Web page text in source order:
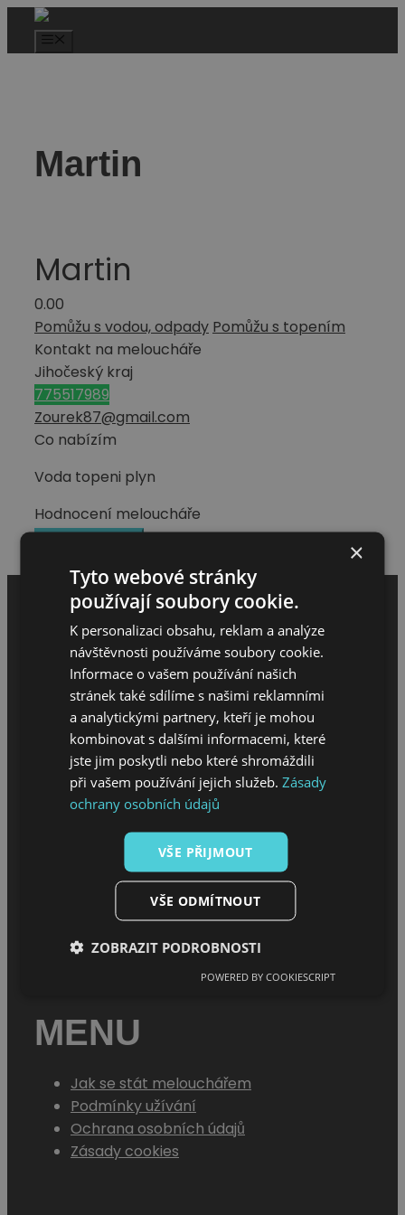
Martin
Martin
0.00
Pomůžu s vodou, odpady Pomůžu s topením
Kontakt na meloucháře
Jihočeský kraj
775517989
Zourek87@gmail.com
Co nabízím
Voda topeni plyn
Hodnocení meloucháře
MENU
O projektu
Sháním melouch
MENU
Jak se stát melouchářem
Podmínky užívání
Ochrana osobních údajů
Zásady cookies
×
Tyto webové stránky
používají soubory cookie.
K personalizaci obsahu, reklam a analýze
návštěvnosti používáme soubory cookie.
Informace o vašem používání našich
stránek také sdílíme s našimi reklamními
a analytickými partnery, kteří je mohou
kombinovat s dalšími informacemi, které
jste jim poskytli nebo které shromáždili
při vašem používání jejich služeb.Zásady
ochrany osobních údajů
VŠE PŘIJMOUT
VŠE ODMÍTNOUT
ZOBRAZIT PODROBNOSTI
POWERED BY COOKIESCRIPT